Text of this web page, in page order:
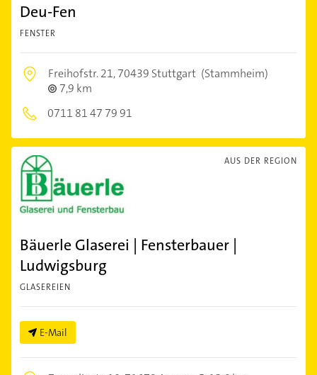
Deu-Fen
FENSTER
Freihofstr. 21,70439 Stuttgart (Stammheim)
7,9 km
0711 81 47 79 91
AUS DER REGION
Bäuerle Glaserei | Fensterbauer |
Ludwigsburg
GLASEREIEN
E-Mail